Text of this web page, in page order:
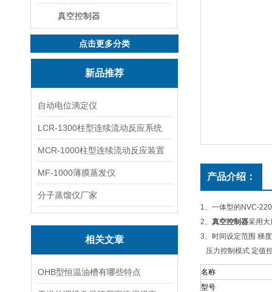
真空控制器
点击更多分类
新品推荐
自动电位滴定仪
LCR-1300柱型连续流动反应系统
MCR-1000柱型连续流动反应装置
MF-1000薄膜蒸发仪
分子蒸馏仪厂家
相关文章
OHB型恒温油槽有哪些特点
产品介绍：
1、一体型的NVC-
2、 真空控制器采用大
3、时间设定范围 梯
压力控制模式 定值
名称
型号